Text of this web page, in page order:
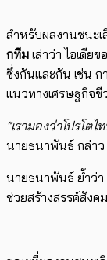
สำหรับผลงานชนะ
กทีม เล่าว่า ไอเดีย
ซึ่งกันและกัน เช่น ก
แนวทางเศรษฐกิจชี
“เรามองว่าโปรโตไ
นายธนาพันธ์ กล่าว
นายธนาพันธ์ ย้ำว่
ช่วยสร้างสรรค์สังค